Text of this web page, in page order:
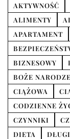
AKTYWNOŚĆ
ALIMENTY
APARTAMENT
BIZNESOWY
BOŻE
CIĄŻOWA
CODZIENNE
CZYNNIKI
DIETA
DŁUGI